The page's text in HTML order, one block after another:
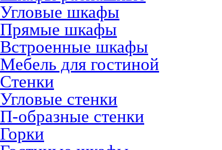
Угловые шкафы
Прямые шкафы
Встроенные шкафы
Мебель для гостиной
Стенки
Угловые стенки
П-образные стенки
Горки